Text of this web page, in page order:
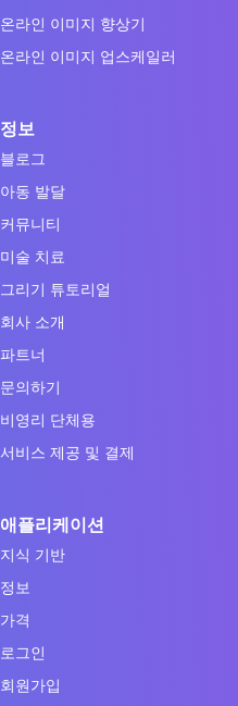
온라인 이미지 향상기
온라인 이미지 업스케일러
정보
블로그
아동 발달
커뮤니티
미술 치료
그리기 튜토리얼
회사 소개
파트너
문의하기
비영리 단체용
서비스 제공 및 결제
애플리케이션
지식 기반
정보
가격
로그인
회원가입